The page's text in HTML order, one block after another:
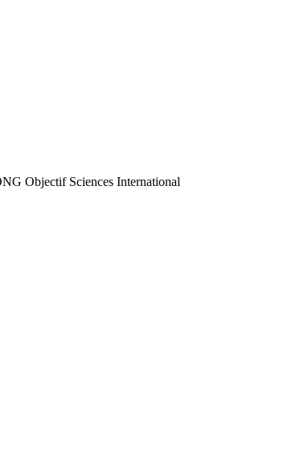
Objectif Sciences International